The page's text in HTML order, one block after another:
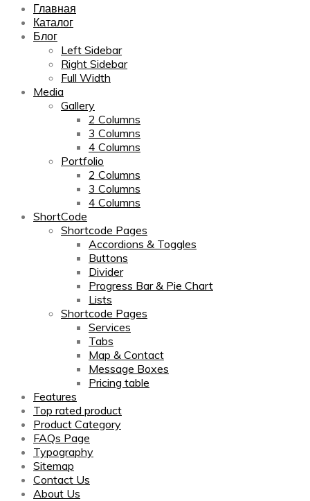
Главная
Каталог
Блог
Left Sidebar
Right Sidebar
Full Width
Media
Gallery
2 Columns
3 Columns
4 Columns
Portfolio
2 Columns
3 Columns
4 Columns
ShortCode
Shortcode Pages
Accordions & Toggles
Buttons
Divider
Progress Bar & Pie Chart
Lists
Shortcode Pages
Services
Tabs
Map & Contact
Message Boxes
Pricing table
Features
Top rated product
Product Category
FAQs Page
Typography
Sitemap
Contact Us
About Us